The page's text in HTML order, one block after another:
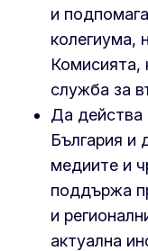
и
колегиума,
Комисията,
служба за
Да действа
България и
медиите и
поддържа
и
актуална